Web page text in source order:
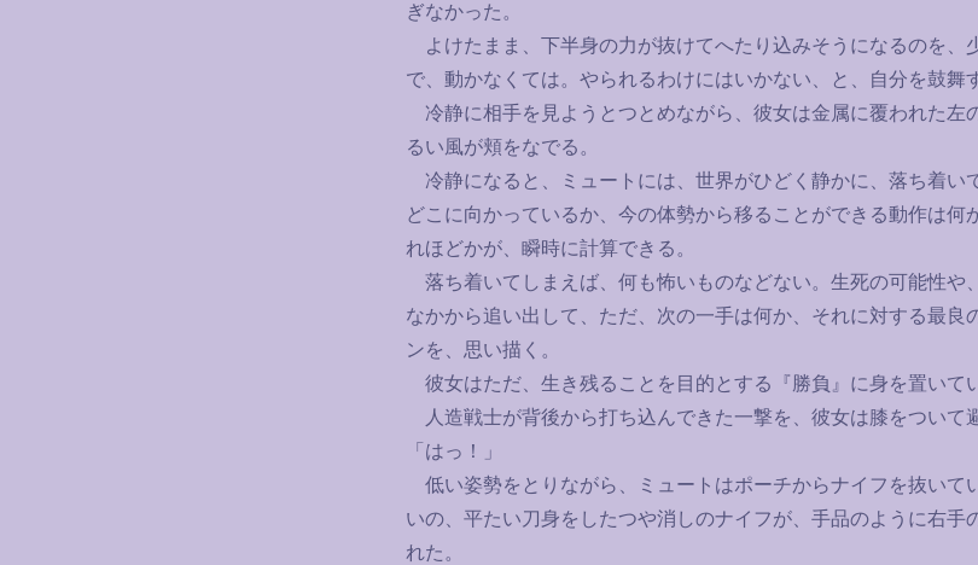
ぎなかった。
よけたまま、下半身の力が抜けてへたり込みそうになるのを、
で、動かなくては。やられるわけにはいかない、と、自分を鼓舞
冷静に相手を見ようとつとめながら、彼女は金属に覆われた左
るい風が頬をなでる。
冷静になると、ミュートには、世界がひどく静かに、落ち着い
どこに向かっているか、今の体勢から移ることができる動作は何
れほどかが、瞬時に計算できる。
落ち着いてしまえば、何も怖いものなどない。生死の可能性や
なかから追い出して、ただ、次の一手は何か、それに対する最良
ンを、思い描く。
彼女はただ、生き残ることを目的とする『勝負』に身を置いて
人造戦士が背後から打ち込んできた一撃を、彼女は膝をついて
「はっ！」
低い姿勢をとりながら、ミュートはポーチからナイフを抜いて
いの、平たい刀身をしたつや消しのナイフが、手品のように右手
れた。